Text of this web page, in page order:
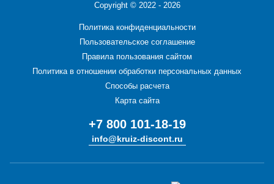
Copyright © 2022 - 2026
Политика конфиденциальности
Пользовательское соглашение
Правила пользования сайтом
Политика в отношении обработки персональных данных
Способы расчета
Карта сайта
+7 800 101-18-19
info@kruiz-discont.ru